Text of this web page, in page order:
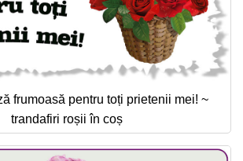
frumoasă pentru toți prietenii mei! ~
trandafiri roșii în coș